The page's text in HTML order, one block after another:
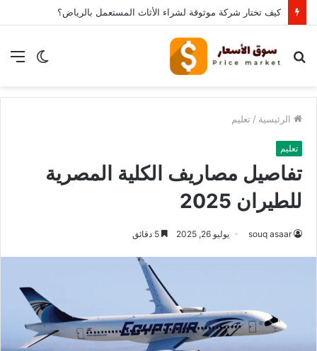
كيف تختار شركة موثوقة لشراء الأثاث المستعمل بالرياض؟
الوضع
بحث
الرئيسية / تعليم
تعليم
تفاصيل مصاريف الكلية المصرية
للطيران 2025
souq asaar يوليو 26, 2025